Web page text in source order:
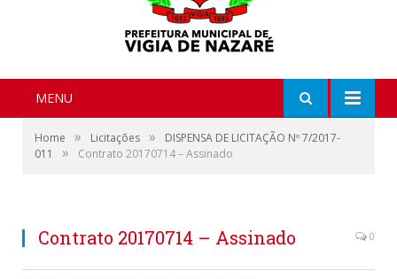
MENU
Home » Licitações »
DISPENSA DE LICITAÇÃO Nº 7/2017-
011
» Contrato 20170714 – Assinado
Contrato 20170714 – Assinado 0